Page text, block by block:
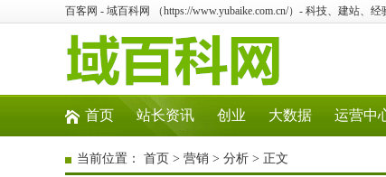
百客网 - 域百科网 （https://www.yubaike.com.cn/）- 科技、建站、
首页 站长资讯 创业 大数据 运营中
当前位置： 首页 > 营销 > 分析 > 正文